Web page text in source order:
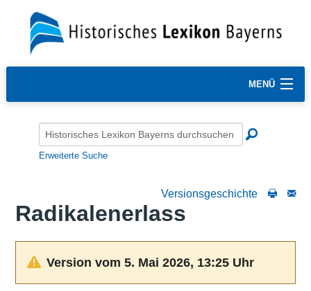
MENÜ
Erweiterte Suche
Versionsgeschichte
Radikalenerlass
Version vom 5. Mai 2026, 13:25 Uhr